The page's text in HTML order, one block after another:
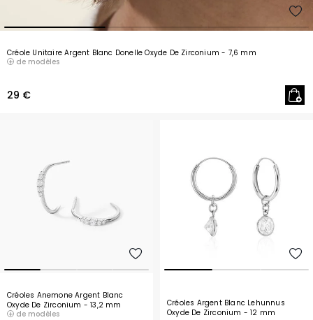
Créole Unitaire Argent Blanc Donelle Oxyde De Zirconium- 7,6 mm
de modèles
29 €
Créoles Anemone Argent Blanc
Oxyde De Zirconium - 13,2 mm
de modèles
Créoles Argent Blanc Lehunnus
Oxyde De Zirconium - 12 mm